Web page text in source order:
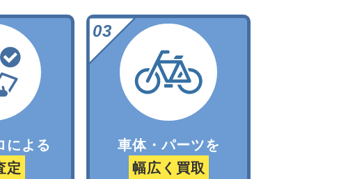
による
定
車体・パーツを
幅広く買取